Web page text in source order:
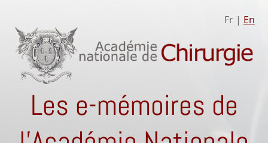
Fr | En
Les e-mémoires de